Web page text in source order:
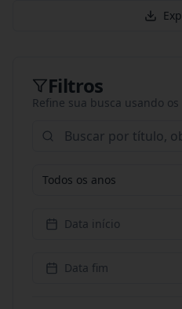
Filtros
Refine sua busca usando
Todos os anos
Data início
Data fim